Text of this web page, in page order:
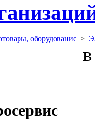
оборудование >